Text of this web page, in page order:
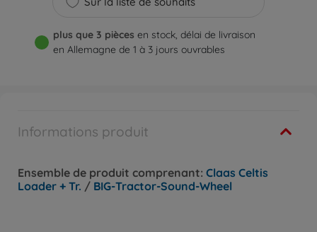
plus que 3 pièces en stock, délai de livraison
en Allemagne de 1 à 3 jours ouvrables
Informations produit
Ensemble de produit comprenant: Claas Celtis
Loader + Tr. / BIG-Tractor-Sound-Wheel